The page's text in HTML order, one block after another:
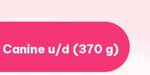
u/d (370 g)